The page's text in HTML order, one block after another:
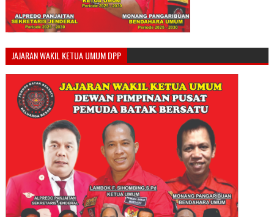
JAJARAN WAKIL KETUA UMUM DPP